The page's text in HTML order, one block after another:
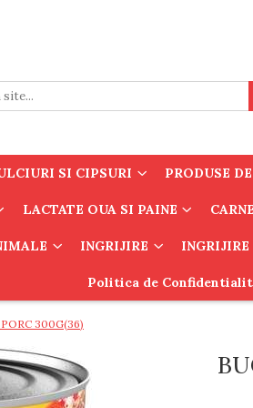
SI CIPSURI PRODUSE
LACTATE OUA SI PAINE
INGRIJIRE INGRIJIRE
Politica de
300G(36)